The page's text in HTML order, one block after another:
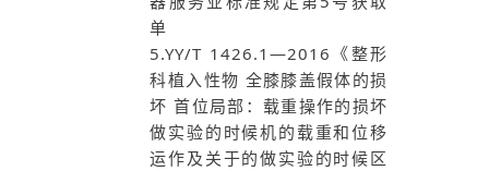
单
5.YY/T 1426.1—2016《整形
科植入性物 全膝膝盖假体的损
坏 首位局部：载重操作的损坏
做实验的时候机的载重和位移
运作及关于的做实验的时候区